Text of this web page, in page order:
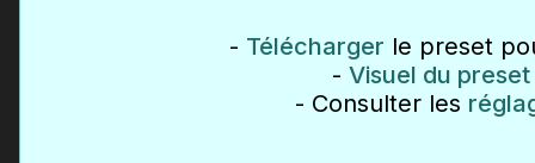
- Télécharger le preset
- Visuel du preset
- Consulter les